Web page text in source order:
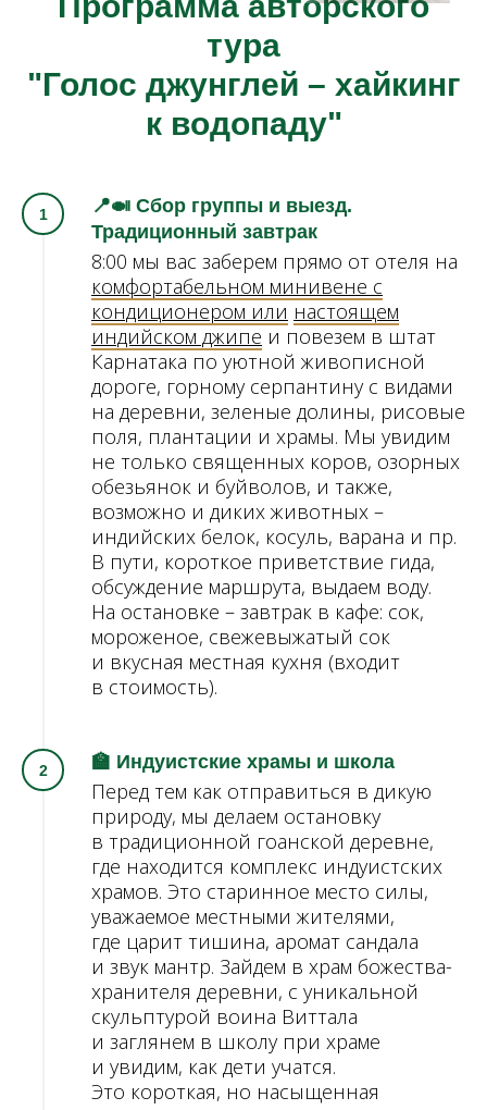
тура
"Голос джунглей – хайкинг
к водопаду"
📍🍛 Сбор группы и выезд.
Традиционный завтрак
8:00 мы вас заберем прямо от отеля на
комфортабельном минивене с
кондиционером или настоящем
индийском джипе и повезем в штат
Карнатака по уютной живописной
дороге, горному серпантину с видами
на деревни, зеленые долины, рисовые
поля, плантации и храмы. Мы увидим
не только священных коров, озорных
обезьянок и буйволов, и также,
возможно и диких животных –
индийских белок, косуль, варана и пр.
В пути, короткое приветствие гида,
обсуждение маршрута, выдаем воду.
На остановке – завтрак в кафе: сок,
мороженое, свежевыжатый сок
и вкусная местная кухня (входит
в стоимость).
🏫 Индуистские храмы и школа
Перед тем как отправиться в дикую
природу, мы делаем остановку
в традиционной гоанской деревне,
где находится комплекс индуистских
храмов. Это старинное место силы,
уважаемое местными жителями,
где царит тишина, аромат сандала
и звук мантр. Зайдем в храм божества-
хранителя деревни, с уникальной
скульптурой воина Виттала
и заглянем в школу при храме
и увидим, как дети учатся.
Это короткая, но насыщенная